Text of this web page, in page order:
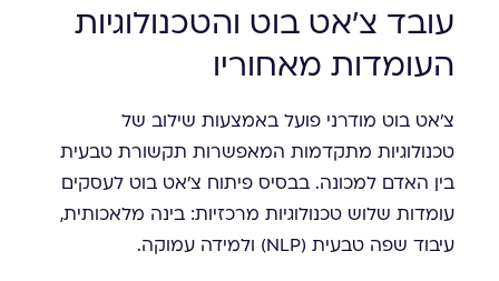
עובד צ'אט בוט והטכנולוגיות
העומדות מאחוריו
צ'אט בוט מודרני פועל באמצעות שילוב של
טכנולוגיות מתקדמות המאפשרות תקשורת טבעית
בין האדם למכונה. בבסיס פיתוח צ'אט בוט לעסקים
עומדות שלוש טכנולוגיות מרכזיות: בינה מלאכותית,
עיבוד שפה טבעית (NLP) ולמידה עמוקה.